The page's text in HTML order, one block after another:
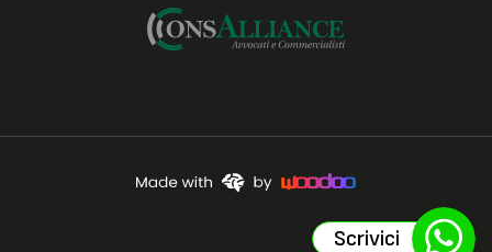
Scrivici